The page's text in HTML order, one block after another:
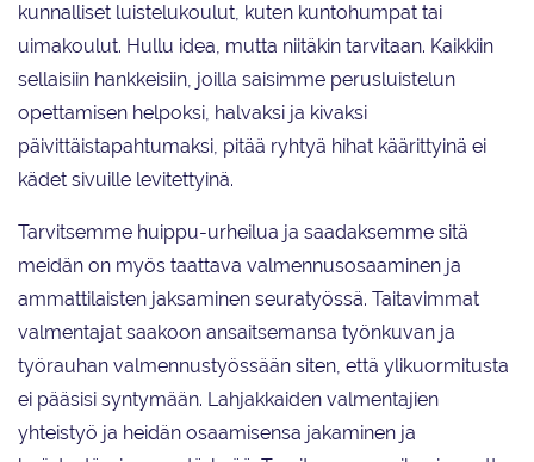
kunnalliset luistelukoulut, kuten kuntohumpat tai
uimakoulut. Hullu idea, mutta niitäkin tarvitaan. Kaikkiin
sellaisiin hankkeisiin, joilla saisimme perusluistelun
opettamisen helpoksi, halvaksi ja kivaksi
päivittäistapahtumaksi, pitää ryhtyä hihat käärittyinä ei
kädet sivuille levitettyinä.
Tarvitsemme huippu-urheilua ja saadaksemme sitä
meidän on myös taattava valmennusosaaminen ja
ammattilaisten jaksaminen seuratyössä. Taitavimmat
valmentajat saakoon ansaitsemansa työnkuvan ja
työrauhan valmennustyössään siten, että ylikuormitusta
ei pääsisi syntymään. Lahjakkaiden valmentajien
yhteistyö ja heidän osaamisensa jakaminen ja